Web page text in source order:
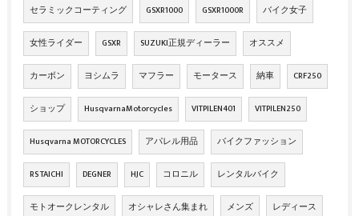
セラミックコーティング GSXR1000 GSXR1000R バイク女子
女性ライダー GSXR SUZUKI正規ディーラー オススメ
カーボン ヨシムラ マフラー モータース 納車 CRF250
ショップ HusqvarnaMotorcycles VITPILEN401 VITPILEN250
Husqvarna MOTORCYCLES アパレル用品 バイクファッション
RS TAICHI DEGNER HJC コロニル レンタルバイク
モトオークレンタル オシャレさん集まれ メンズ レディース